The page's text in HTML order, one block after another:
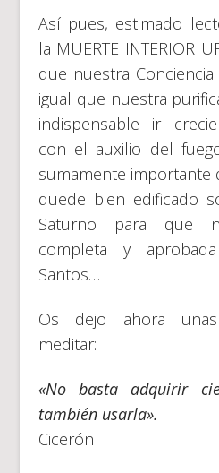
Así pues, estimado
la MUERTE INTERIOR
que nuestra
igual que nuestra
indispensable ir
con el auxilio del
sumamente importante
quede bien edificado
Saturno para que
completa y
Santos…
Os dejo ahora
meditar:
«No basta adquirir
también usarla».
Cicerón